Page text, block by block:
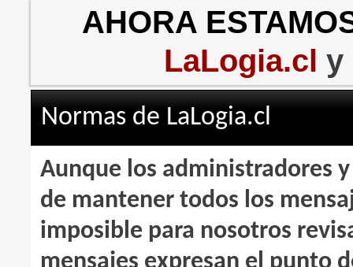
AHORA
LaLogia.cl y
Normas de LaLogia.cl
Aunque los administradores
de mantener todos los
imposible para nosotros